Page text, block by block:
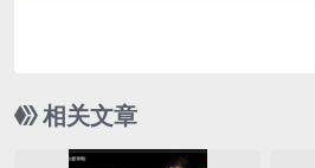
相关文章